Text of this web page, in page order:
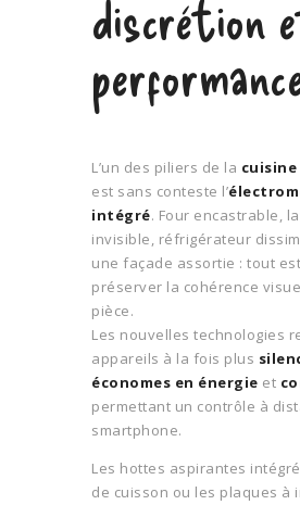
discrétion
L’un des piliers de la
est sans conteste l’
intégré. Four encastrable,
invisible, réfrigérateur
une façade assortie : tout
préserver la cohérence
pièce.
Les nouvelles technologies
appareils à la fois plus
économes en énergie et
permettant un contrôle à
smartphone.
Les hottes aspirantes
de cuisson ou les plaques à